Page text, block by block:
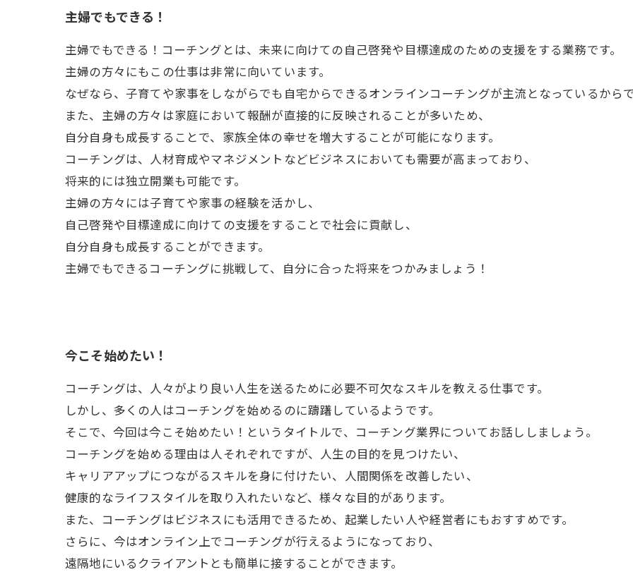
主婦でもできる！
主婦でもできる！コーチングとは、未来に向けての自己啓発や目標達成のための支援をする業務です。
主婦の方々にもこの仕事は非常に向いています。
なぜなら、子育てや家事をしながらでも自宅からできるオンラインコーチングが主流となっているから
また、主婦の方々は家庭において報酬が直接的に反映されることが多いため、
自分自身も成長することで、家族全体の幸せを増大することが可能になります。
コーチングは、人材育成やマネジメントなどビジネスにおいても需要が高まっており、
将来的には独立開業も可能です。
主婦の方々には子育てや家事の経験を活かし、
自己啓発や目標達成に向けての支援をすることで社会に貢献し、
自分自身も成長することができます。
主婦でもできるコーチングに挑戦して、自分に合った将来をつかみましょう！
今こそ始めたい！
コーチングは、人々がより良い人生を送るために必要不可欠なスキルを教える仕事です。
しかし、多くの人はコーチングを始めるのに躊躇しているようです。
そこで、今回は今こそ始めたい！というタイトルで、コーチング業界についてお話ししましょう。
コーチングを始める理由は人それぞれですが、人生の目的を見つけたい、
キャリアアップにつながるスキルを身に付けたい、人間関係を改善したい、
健康的なライフスタイルを取り入れたいなど、様々な目的があります。
また、コーチングはビジネスにも活用できるため、起業したい人や経営者にもおすすめです。
さらに、今はオンライン上でコーチングが行えるようになっており、
遠隔地にいるクライアントとも簡単に接することができます。